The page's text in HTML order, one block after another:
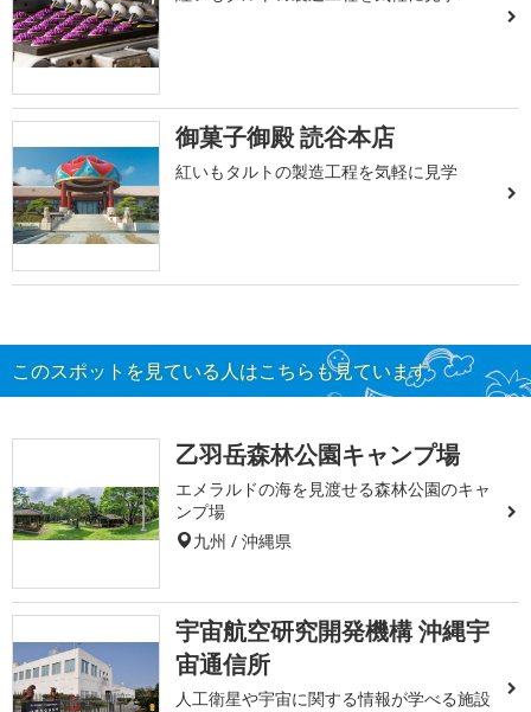
御菓子御殿 読谷本店
紅いもタルトの製造工程を気軽に見学
このスポットを見ている人はこちらも見ています
乙羽岳森林公園キャンプ場
エメラルドの海を見渡せる森林公園のキャ
ンプ場
九州 / 沖縄県
宇宙航空研究開発機構 沖縄宇
宙通信所
人工衛星や宇宙に関する情報が学べる施設